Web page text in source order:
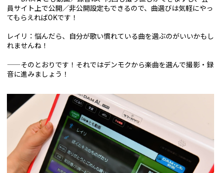
員サイト上で公開／非公開設定もできるので、曲選びは気軽にやっ
てもらえればOKです！
レイリ：悩んだら、自分が歌い慣れている曲を選ぶのがいいかもし
れませんね！
——そのとおりです！それではデンモクから楽曲を選んで撮影・録
音に進みましょう！